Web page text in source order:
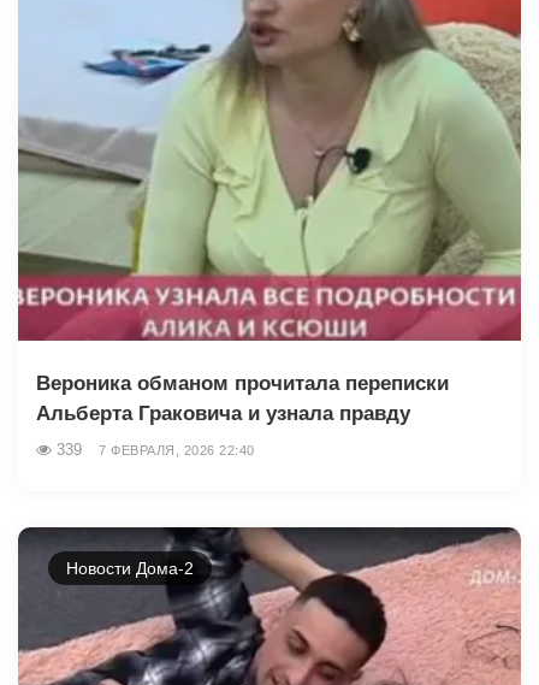
Вероника обманом прочитала переписки
Альберта Граковича и узнала правду
339 7 ФЕВРАЛЯ, 2026 22:40
Новости Дома-2